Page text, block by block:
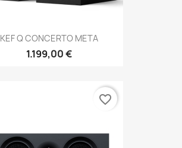
KEF Q CONCERTO META
1.199,00 €
favorite_border